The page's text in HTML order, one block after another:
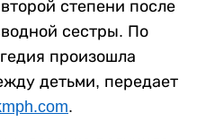
степени после
сестры. По
произошла
детьми, передает
.